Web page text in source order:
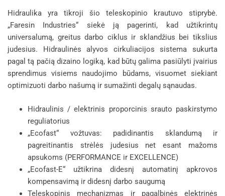
Hidraulika yra tikroji šio teleskopinio krautuvo stiprybė.
„Faresin Industries“ siekė ją pagerinti, kad užtikrintų
universalumą, greitus darbo ciklus ir sklandžius bei tikslius
judesius. Hidraulinės alyvos cirkuliacijos sistema sukurta
pagal tą pačią dizaino logiką, kad būtų galima pasiūlyti įvairius
sprendimus visiems naudojimo būdams, visuomet siekiant
optimizuoti darbo našumą ir sumažinti degalų sąnaudas.
Hidraulinis / elektrinis proporcinis srauto paskirstymo
reguliatorius
„Ecofast“ vožtuvas: padidinantis sklandumą ir
pagreitinantis strėlės judesius net esant mažoms
apsukoms (PERFORMANCE ir EXCELLENCE)
„Ecofast-E“ užtikrina didesnį automatinį apkrovos
kompensavimą ir didesnį darbo saugumą
Teleskopinis mechanizmas ir pagalbinės elektrinės